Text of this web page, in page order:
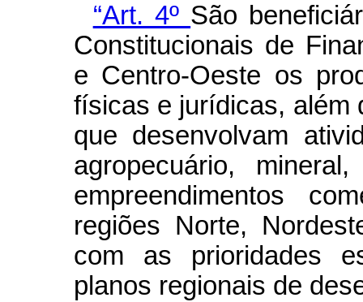
“Art. 4º São
Constitucionais de
e Centro-Oeste os
físicas e jurídicas, além
que desenvolvam
agropecuário,
empreendimentos
regiões Norte,
com as prioridades
planos regionais de